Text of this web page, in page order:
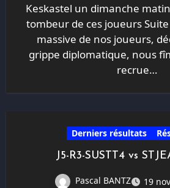
Keskastel un dimanche
tombeur de ces joueurs
massive de nos joueurs,
grippe diplomatique, nous
recrue…
Derniers résultats
J5-R3-SUSTT4 vs
Pascal BANTZ
19